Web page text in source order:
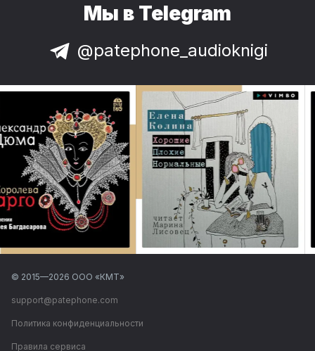
Мы в Telegram
@patephone_audioknigi
© 2015—2026 ООО «КМТ»
support@patephone.com
Политика конфиденциальности
Правила сервиса